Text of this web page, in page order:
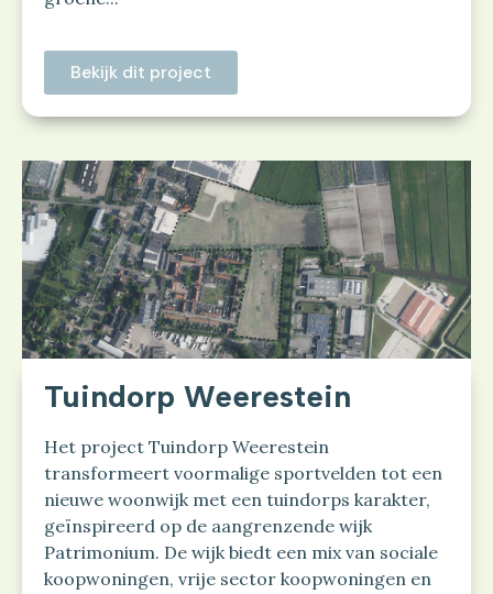
Bekijk dit project
Tuindorp Weerestein
Het project Tuindorp Weerestein
transformeert voormalige sportvelden tot een
nieuwe woonwijk met een tuindorps karakter,
geïnspireerd op de aangrenzende wijk
Patrimonium. De wijk biedt een mix van sociale
koopwoningen, vrije sector koopwoningen en